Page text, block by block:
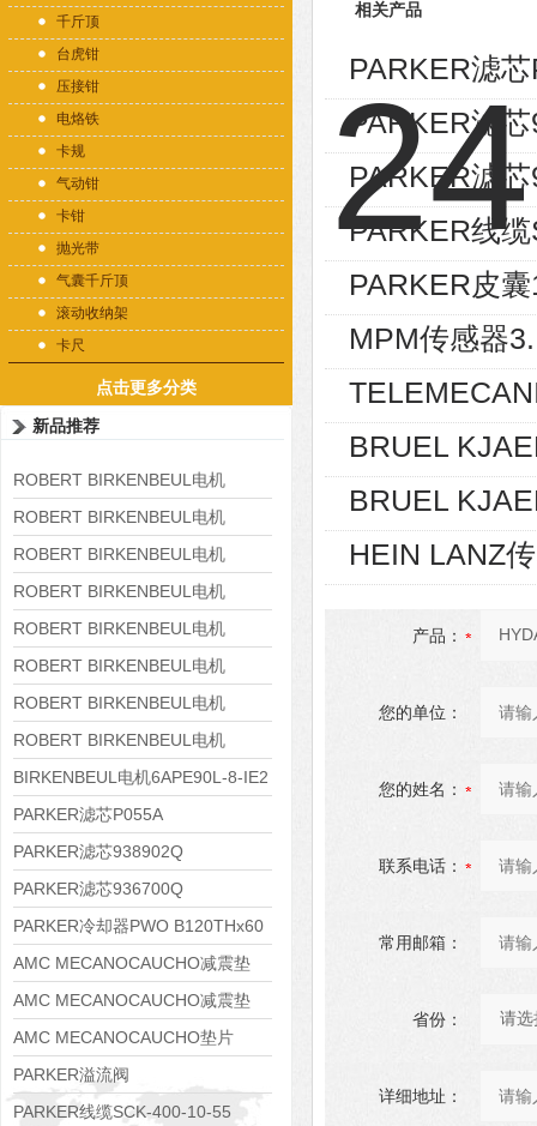
千斤顶
台虎钳
压接钳
电烙铁
卡规
气动钳
卡钳
抛光带
气囊千斤顶
滚动收纳架
卡尺
点击更多分类
新品推荐
ROBERT BIRKENBEUL电机
8APE225M-4-IE3
ROBERT BIRKENBEUL电机
8APE180L-4 IE3
ROBERT BIRKENBEUL电机
8APE160M-6 IE3
ROBERT BIRKENBEUL电机
8APE160L-4-IE3
ROBERT BIRKENBEUL电机
8APE112M-6K-IE3
ROBERT BIRKENBEUL电机
8APE100L-2 IE3
ROBERT BIRKENBEUL电机
8APE90S-4 IE3
ROBERT BIRKENBEUL电机
8APE80M-2K-IE3
BIRKENBEUL电机6APE90L-8-IE2
PARKER滤芯P055A
PARKER滤芯938902Q
PARKER滤芯936700Q
PARKER冷却器PWO B120THx60
AMC MECANOCAUCHO减震垫
138552
AMC MECANOCAUCHO减震垫
138551
AMC MECANOCAUCHO垫片
608074
PARKER溢流阀
RE06M35W2N1KWXG087
PARKER线缆SCK-400-10-55
相关产品
PARKER滤
PARKER滤
PARKER滤
PARKER线
PARKER皮
MPM传感器
BRUEL
BRUEL
HEIN LANZ
产品：
您的单位：
您的姓名：
联系电话：
常用邮箱：
省份：
详细地址：